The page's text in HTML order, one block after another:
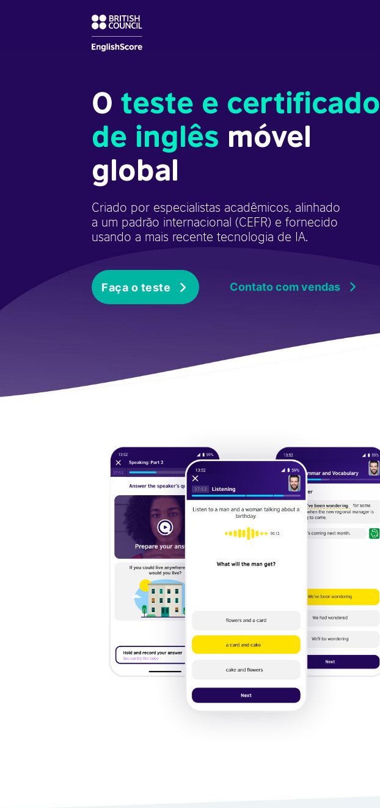
O teste e certificado
de inglês móvel
global
Criado por especialistas acadêmicos, alinhado
a um padrão internacional (CEFR) e fornecido
usando a mais recente tecnologia de IA.
Faça o teste Contato com vendas